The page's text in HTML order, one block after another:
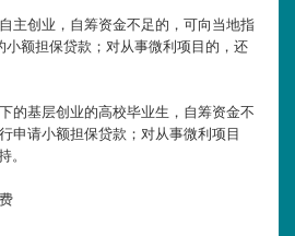
主创业，自筹资金不足的，可向当地指
小额担保贷款；对从事微利项目的，还
的基层创业的高校毕业生，自筹资金不
申请小额担保贷款；对从事微利项目
。